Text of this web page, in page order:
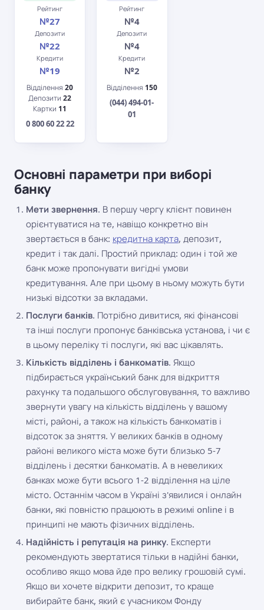
Рейтинг
№27
Депозити
№22
Кредити
№19
Відділення20
Депозити22
Картки 11
0 800 60 22 22
Рейтинг
№4
Депозити
№4
Кредити
№2
Відділення 150
(044) 494-01-
01
Основні параметри при виборі
банку
Мети звернення. В першу чергу клієнт повинен
орієнтуватися на те, навіщо конкретно він
звертається в банк: кредитна карта, депозит,
кредит і так далі. Простий приклад: один і той же
банк може пропонувати вигідні умови
кредитування. Але при цьому в ньому можуть бути
низькі відсотки за вкладами.
Послуги банків. Потрібно дивитися, які фінансові
та інші послуги пропонує банківська установа, і чи є
в цьому переліку ті послуги, які вас цікавлять.
Кількість відділень і банкоматів. Якщо
підбирається український банк для відкриття
рахунку та подальшого обслуговування, то важливо
звернути увагу на кількість відділень у вашому
місті, районі, а також на кількість банкоматів і
відсоток за зняття. У великих банків в одному
районі великого міста може бути близько 5-7
відділень і десятки банкоматів. А в невеликих
банках може бути всього 1-2 відділення на ціле
місто. Останнім часом в Україні з'явилися і онлайн
банки, які повністю працюють в режимі online і в
принципі не мають фізичних відділень.
Надійність і репутація на ринку. Експерти
рекомендують звертатися тільки в надійні банки,
особливо якщо мова йде про велику грошовій сумі.
Якщо ви хочете відкрити депозит, то краще
вибирайте банк, який є учасником Фонду